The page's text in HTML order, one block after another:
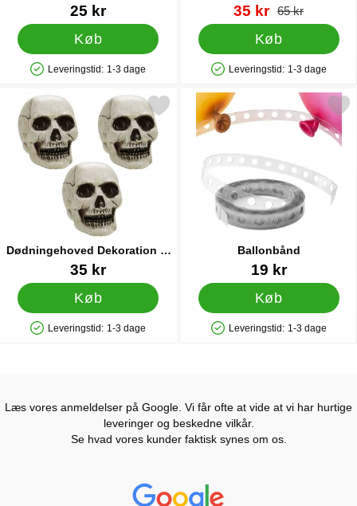
Varenr 3518325 kr
Køb
Produkttilgængelighed: På lager
Leveringstid: 1-3 dage
Varenr 9398
pris
35 kr pris
65 kr
Køb
Produkttilgængelighed: På lager
Leveringstid: 1-3 dage
Dødningehoved Dekoration 3-
pak
Varenr 4363135 kr
Køb
Produkttilgængelighed: På lager
Leveringstid: 1-3 dage
Markér dødningehoved Dekoration 3-pak som favorit
Ballonbånd
Varenr 2121119 kr
Køb
Produkttilgængelighed: På lager
Leveringstid: 1-3 dage
Markér
Læs vores anmeldelser på Google. Vi får ofte at vide at vi har hurtige
leveringer og beskedne vilkår.
Se hvad vores kunder faktisk synes om os.
Prisjakt Anmeldelser: 4.7 Stjerne